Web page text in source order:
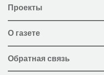
Проекты
О газете
Обратная связь